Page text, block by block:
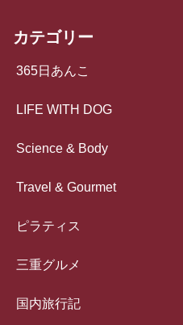
カテゴリー
365日あんこ
LIFE WITH DOG
Science & Body
Travel & Gourmet
ピラティス
三重グルメ
国内旅行記